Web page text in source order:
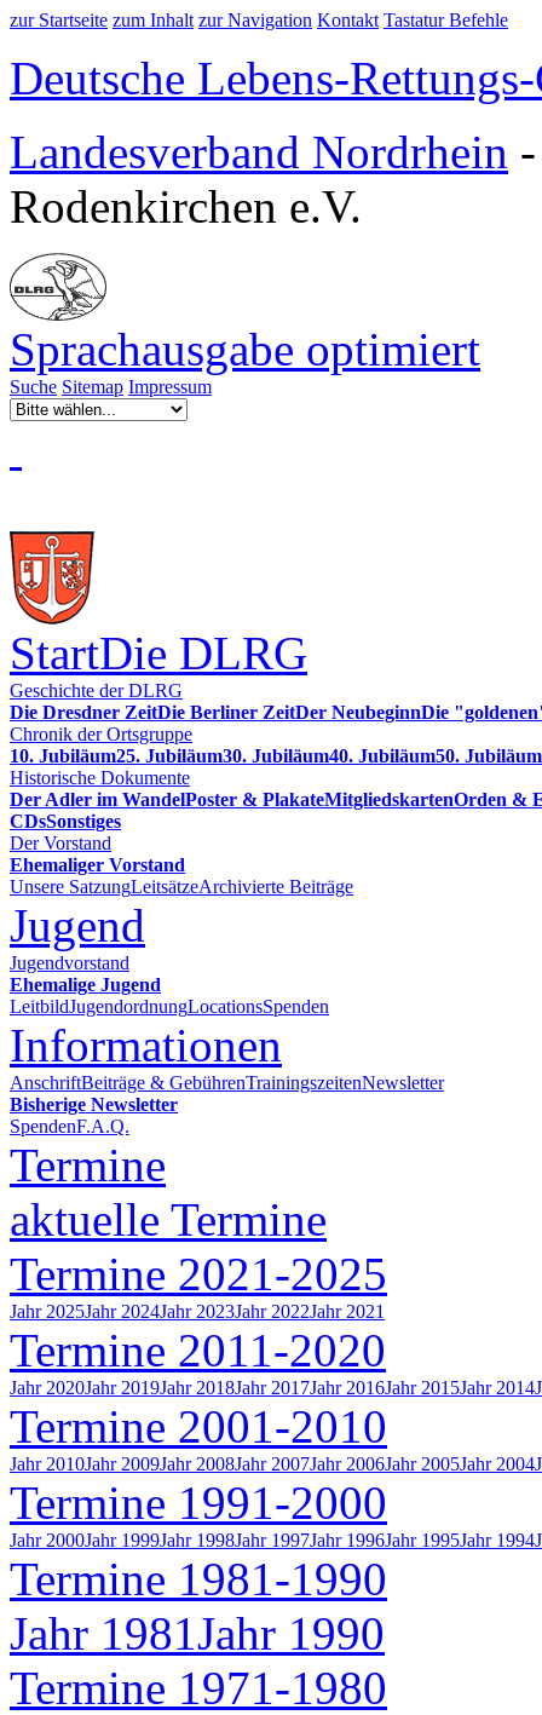
zur Startseite zum Inhalt zur Navigation Kontakt Tastatur Befehle
Deutsche Lebens-
Landesverband Nordrhein
Rodenkirchen e.V.
Sprachausgabe optimiert
Suche Sitemap Impressum
StartDie DLRG
Geschichte der DLRG
Die Dresdner ZeitDie Berliner ZeitDer NeubeginnDie
Chronik der Ortsgruppe
10. Jubiläum25. Jubiläum30. Jubiläum40. Jubiläum50. Jubiläum
Historische Dokumente
Der Adler im WandelPoster & PlakateMitgliedskartenOrden &
CDsSonstiges
Der Vorstand
Ehemaliger Vorstand
Unsere SatzungLeitsätzeArchivierte Beiträge
Jugend
Jugendvorstand
Ehemalige Jugend
LeitbildJugendordnungLocationsSpenden
Informationen
AnschriftBeiträge & GebührenTrainingszeitenNewsletter
Bisherige Newsletter
SpendenF.A.Q.
Termine
aktuelle Termine
Termine 2021-2025
Jahr 2025Jahr 2024Jahr 2023Jahr 2022Jahr 2021
Termine 2011-2020
Jahr 2020Jahr 2019Jahr 2018Jahr 2017Jahr 2016Jahr 2015Jahr 2014
Termine 2001-2010
Jahr 2010Jahr 2009Jahr 2008Jahr 2007Jahr 2006Jahr 2005Jahr 2004
Termine 1991-2000
Jahr 2000Jahr 1999Jahr 1998Jahr 1997Jahr 1996Jahr 1995Jahr 1994
Termine 1981-1990
Jahr 1981Jahr 1990
Termine 1971-1980